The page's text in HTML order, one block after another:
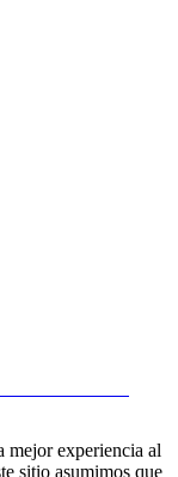
mejor experiencia al
sitio asumimos que